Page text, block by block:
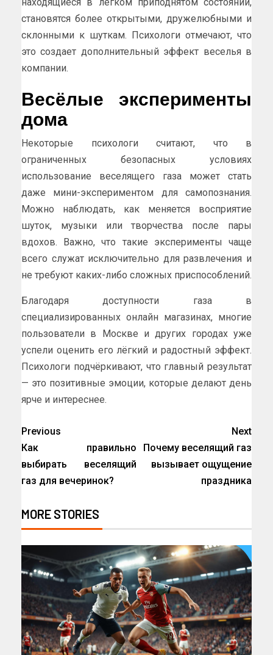
становятся более открытыми, дружелюбными и
склонными к шуткам. Психологи отмечают, что
это создает дополнительный эффект веселья в
компании.
Весёлые эксперименты
дома
Некоторые психологи считают, что в
ограниченных безопасных условиях
использование веселящего газа может стать
даже мини-экспериментом для самопознания.
Можно наблюдать, как меняется восприятие
шуток, музыки или творчества после пары
вдохов. Важно, что такие эксперименты чаще
всего служат исключительно для развлечения и
не требуют каких-либо сложных приспособлений.
Благодаря доступности газа в
специализированных онлайн магазинах, многие
пользователи в Москве и других городах уже
успели оценить его лёгкий и радостный эффект.
Психологи подчёркивают, что главный результат
— это позитивные эмоции, которые делают день
ярче и интереснее.
Previous
Как правильно
выбирать веселящий
газ для вечеринок?
Next
Почему веселящий газ
вызывает ощущение
праздника
MORE STORIES